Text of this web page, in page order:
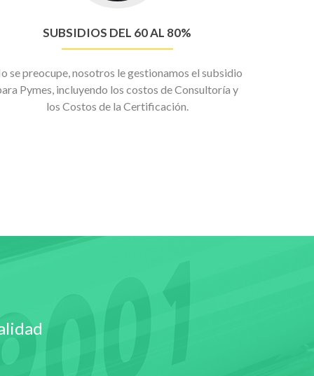
SUBSIDIOS DEL 60 AL 80%
se preocupe, nosotros le gestionamos el subsidio
Pymes, incluyendo los costos de Consultoría y
los Costos de la Certificación.